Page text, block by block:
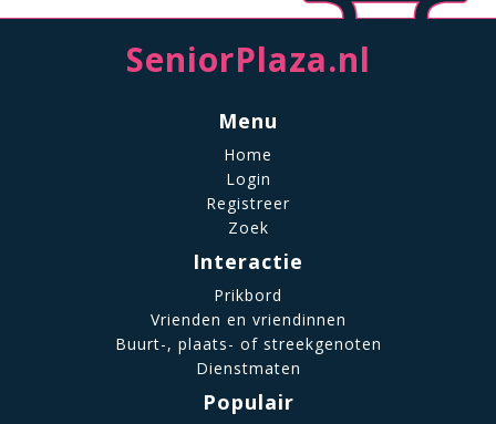
SeniorPlaza.nl
Menu
Home
Login
Registreer
Zoek
Interactie
Prikbord
Vrienden en vriendinnen
Buurt-, plaats- of streekgenoten
Dienstmaten
Populair